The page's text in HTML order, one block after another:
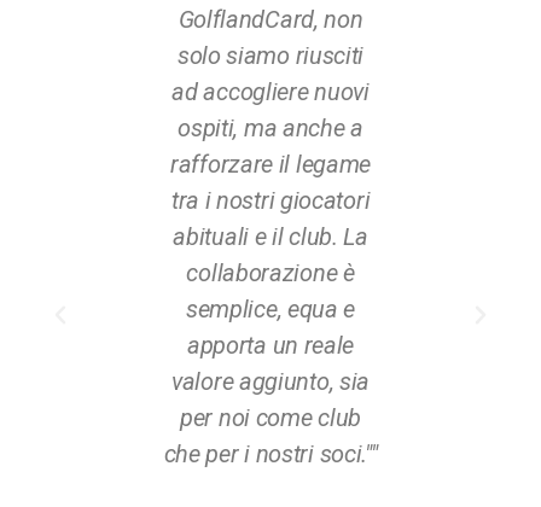
GolflandCard, non
solo siamo riusciti
ad accogliere nuovi
ospiti, ma anche a
rafforzare il legame
tra i nostri giocatori
abituali e il club. La
collaborazione è
semplice, equa e
apporta un reale
valore aggiunto, sia
per noi come club
che per i nostri soci.""
notevolmente il
nostro raggio
d'azione. Grazie al
marketing congiunto
e alla rete di contatti,
attiriamo golfisti che
altrimenti non
sarebbero mai
arrivati qui. Una
partnership davvero
proficua.""